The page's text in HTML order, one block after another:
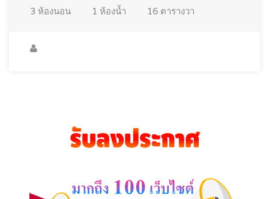
3 ห้องนอน 1 ห้องน้ำ 16 ตารางวา